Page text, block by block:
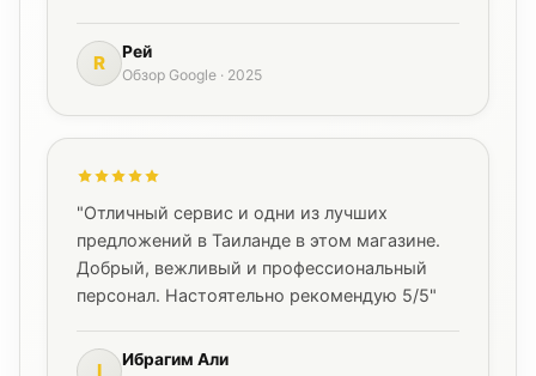
R
Рей
Обзор Google · 2025
"Отличный сервис и одни из лучших
предложений в Таиланде в этом магазине.
Добрый, вежливый и профессиональный
персонал. Настоятельно рекомендую 5/5"
I
Ибрагим Али